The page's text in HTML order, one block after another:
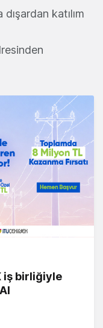
katılım
iş birliğiyle